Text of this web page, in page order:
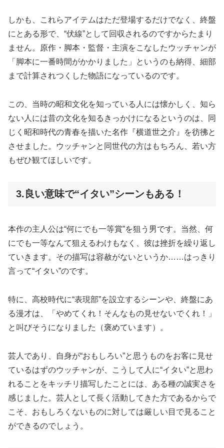
しかも、これらアイテムはただ登場するだけでなく、終盤
にとある形で、“伏線”として回収されるのですからたまり
ません。原作・脚本・監督・主演をこなしたウッチャンが
「脚本に一番時間がかかりました」というのも納得、細部
まで計算されつくした物語になっているのです。
この、当時の昭和文化を知っている人には懐かしく、知ら
ない人には昔の文化を知るきっかけになるというのは、同
じく昭和時代の青春を描いた名作『横道世之介』を彷彿と
させました。ウッチャンと同世代の方はもちろん、若い方
もぜひ観てほしいです。
3.良い意味で“イタい”シーンもある！
本作の主人公は“何にでも一等賞”を狙う男です。当然、何
にでも一等なんて狙えるわけもなく、彼は挫折を繰り返し
ていきます。その描写は容赦がないというか……はっきり
言って“イタい”のです。
特に、高校時代に“表現部”を設立するシーンや、終盤にあ
る漫才は、「やめてくれ！そんなもの見せないでくれ！」
と叫びそうになりました（褒めています）。
芸人であり、自身が“おもしろい”と思うものをお客に見せ
ているはずのウッチャンが、こうして人に“イタい”と思わ
れることをキッチリ描写したことには、ある種の誠実さを
感じました。芸人として長く活動してきた方であるからで
こそ、おもしろくないものに対しては厳しい目で見ること
ができるのでしょう。